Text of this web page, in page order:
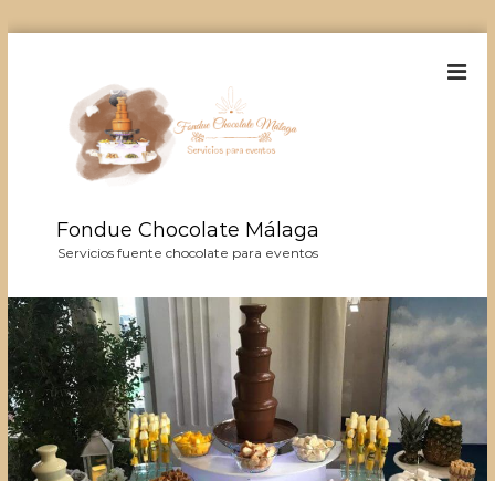
t
e
n
d
o
Fondue Chocolate Málaga
Servicios fuente chocolate para eventos